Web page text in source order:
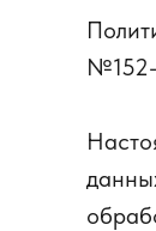
№152-